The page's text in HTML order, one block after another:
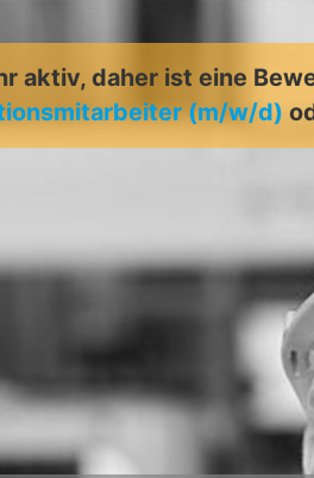
aktiv, daher ist eine
(m/w/d)